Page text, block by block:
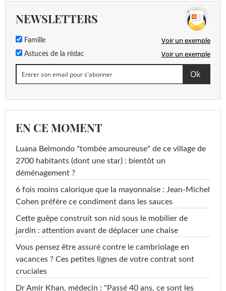
NEWSLETTERS
Famille Voir un exemple
Astuces de la rédac Voir un exemple
EN CE MOMENT
Luana Belmondo "tombée amoureuse" de ce village de
2700 habitants (dont une star) : bientôt un
déménagement ?
6 fois moins calorique que la mayonnaise : Jean-Michel
Cohen préfère ce condiment dans les sauces
Cette guêpe construit son nid sous le mobilier de
jardin : attention avant de déplacer une chaise
Vous pensez être assuré contre le cambriolage en
vacances ? Ces petites lignes de votre contrat sont
cruciales
Dr Amir Khan, médecin : "Passé 40 ans, ce sont les